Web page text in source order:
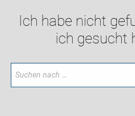
Ich habe nicht
ich gesucht